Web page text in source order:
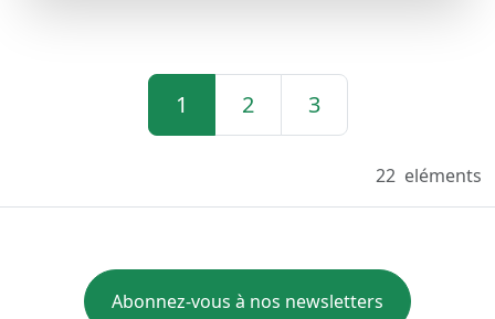
1 2 3
22 eléments
Abonnez-vous à nos newsletters